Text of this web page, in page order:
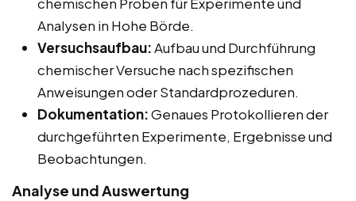
Analysen in Hohe Börde.
Versuchsaufbau:Aufbau und Durchführung
chemischer Versuche nach spezifischen
Anweisungen oder Standardprozeduren.
Dokumentation:Genaues Protokollieren der
durchgeführten Experimente, Ergebnisse und
Beobachtungen.
Analyse und Auswertung